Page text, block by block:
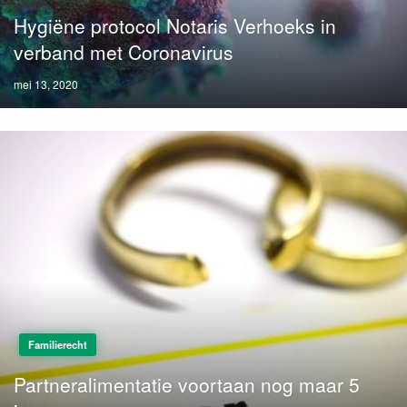
Hygiëne protocol Notaris Verhoeks in
verband met Coronavirus
Posted
on
mei 13, 2020
Familierecht
Partneralimentatie voortaan nog maar 5